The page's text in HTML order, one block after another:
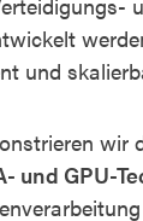
und
wir
und GPU-